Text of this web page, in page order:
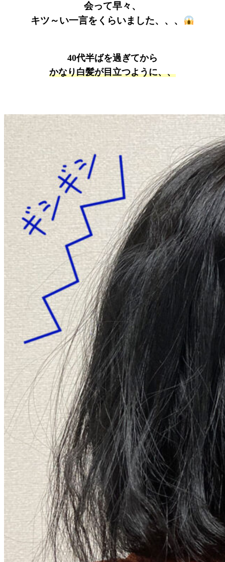
会って早々、
キツ～い一言をくらいました、、、
40代半ばを過ぎてから
かなり白髪が目立つように、、